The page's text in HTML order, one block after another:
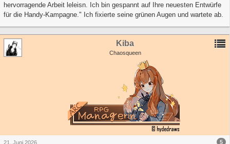
hervorragende Arbeit leleisn. Ich bin gespannt auf Ihre neuesten Entwürfe
für die Handy-Kampagne." Ich fixierte seine grünen Augen und wartete ab.
Kiba
Chaosqueen
5
21. Juni 2026